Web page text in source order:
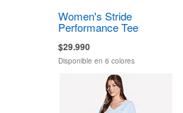
Women's Stride
Performance Tee
$29.990
Disponible en 6 colores